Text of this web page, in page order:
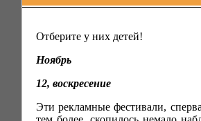
Отберите у них детей!
Ноябрь
12, воскресение
Эти рекламные фестивали,